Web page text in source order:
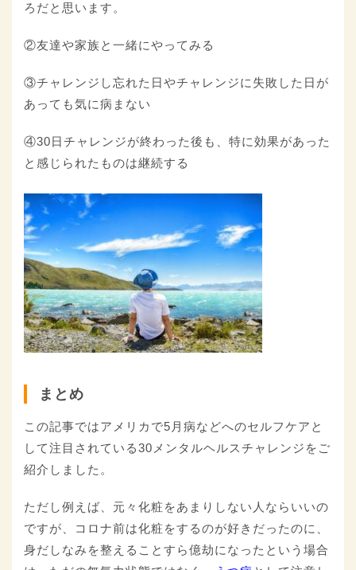
ろだと思います。
②友達や家族と一緒にやってみる
③チャレンジし忘れた日やチャレンジに失敗した日が
あっても気に病まない
④30日チャレンジが終わった後も、特に効果があった
と感じられたものは継続する
まとめ
この記事ではアメリカで5月病などへのセルフケアと
して注目されている30メンタルヘルスチャレンジをご
紹介しました。
ただし例えば、元々化粧をあまりしない人ならいいの
ですが、コロナ前は化粧をするのが好きだったのに、
身だしなみを整えることすら億劫になったという場合